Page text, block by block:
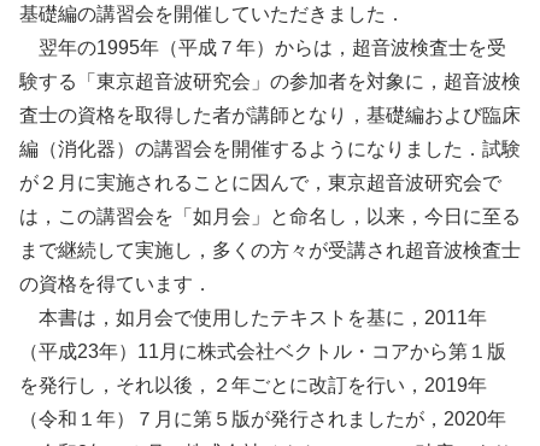
基礎編の講習会を開催していただきました．
翌年の1995年（平成７年）からは，超音波検査士を受
験する「東京超音波研究会」の参加者を対象に，超音波検
査士の資格を取得した者が講師となり，基礎編および臨床
編（消化器）の講習会を開催するようになりました．試験
が２月に実施されることに因んで，東京超音波研究会で
は，この講習会を「如月会」と命名し，以来，今日に至る
まで継続して実施し，多くの方々が受講され超音波検査士
の資格を得ています．
本書は，如月会で使用したテキストを基に，2011年
（平成23年）11月に株式会社ベクトル・コアから第１版
を発行し，それ以後，２年ごとに改訂を行い，2019年
（令和１年）７月に第５版が発行されましたが，2020年